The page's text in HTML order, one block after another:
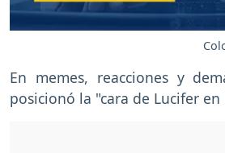
En memes, reacciones y
posicionó la "cara de Lucifer en